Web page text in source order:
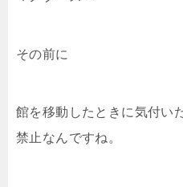
その前に
館を移動したときに気付い
禁止なんですね。